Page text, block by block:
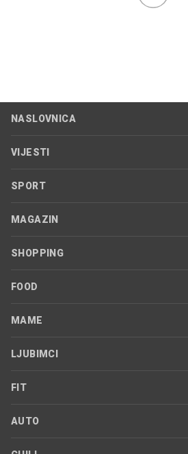
NASLOVNICA
VIJESTI
SPORT
MAGAZIN
SHOPPING
FOOD
MAME
LJUBIMCI
FIT
AUTO